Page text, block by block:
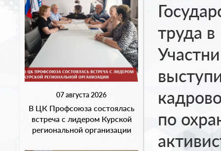
07 августа 2026
В ЦК Профсоюза состоялась
встреча с лидером Курской
региональной организации
труда
по